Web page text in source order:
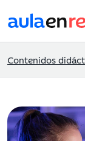
Contenidos